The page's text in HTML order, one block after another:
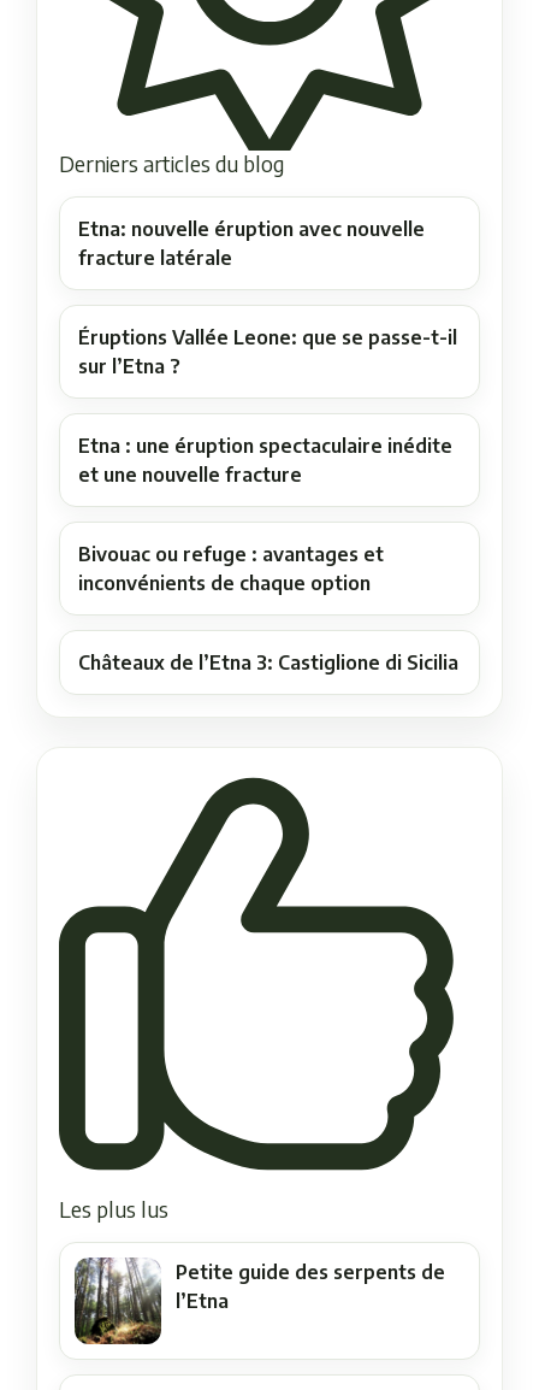
Derniers articles du blog
Etna: nouvelle éruption avec nouvelle
fracture latérale
Éruptions Vallée Leone: que se passe-t-il
sur l’Etna ?
Etna : une éruption spectaculaire inédite
et une nouvelle fracture
Bivouac ou refuge : avantages et
inconvénients de chaque option
Châteaux de l’Etna 3: Castiglione di Sicilia
Les plus lus
Petite guide des serpents de
l’Etna